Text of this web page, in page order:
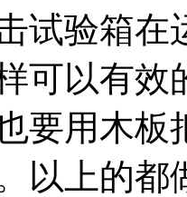
试验箱在
可以有效
要用木
以上的都